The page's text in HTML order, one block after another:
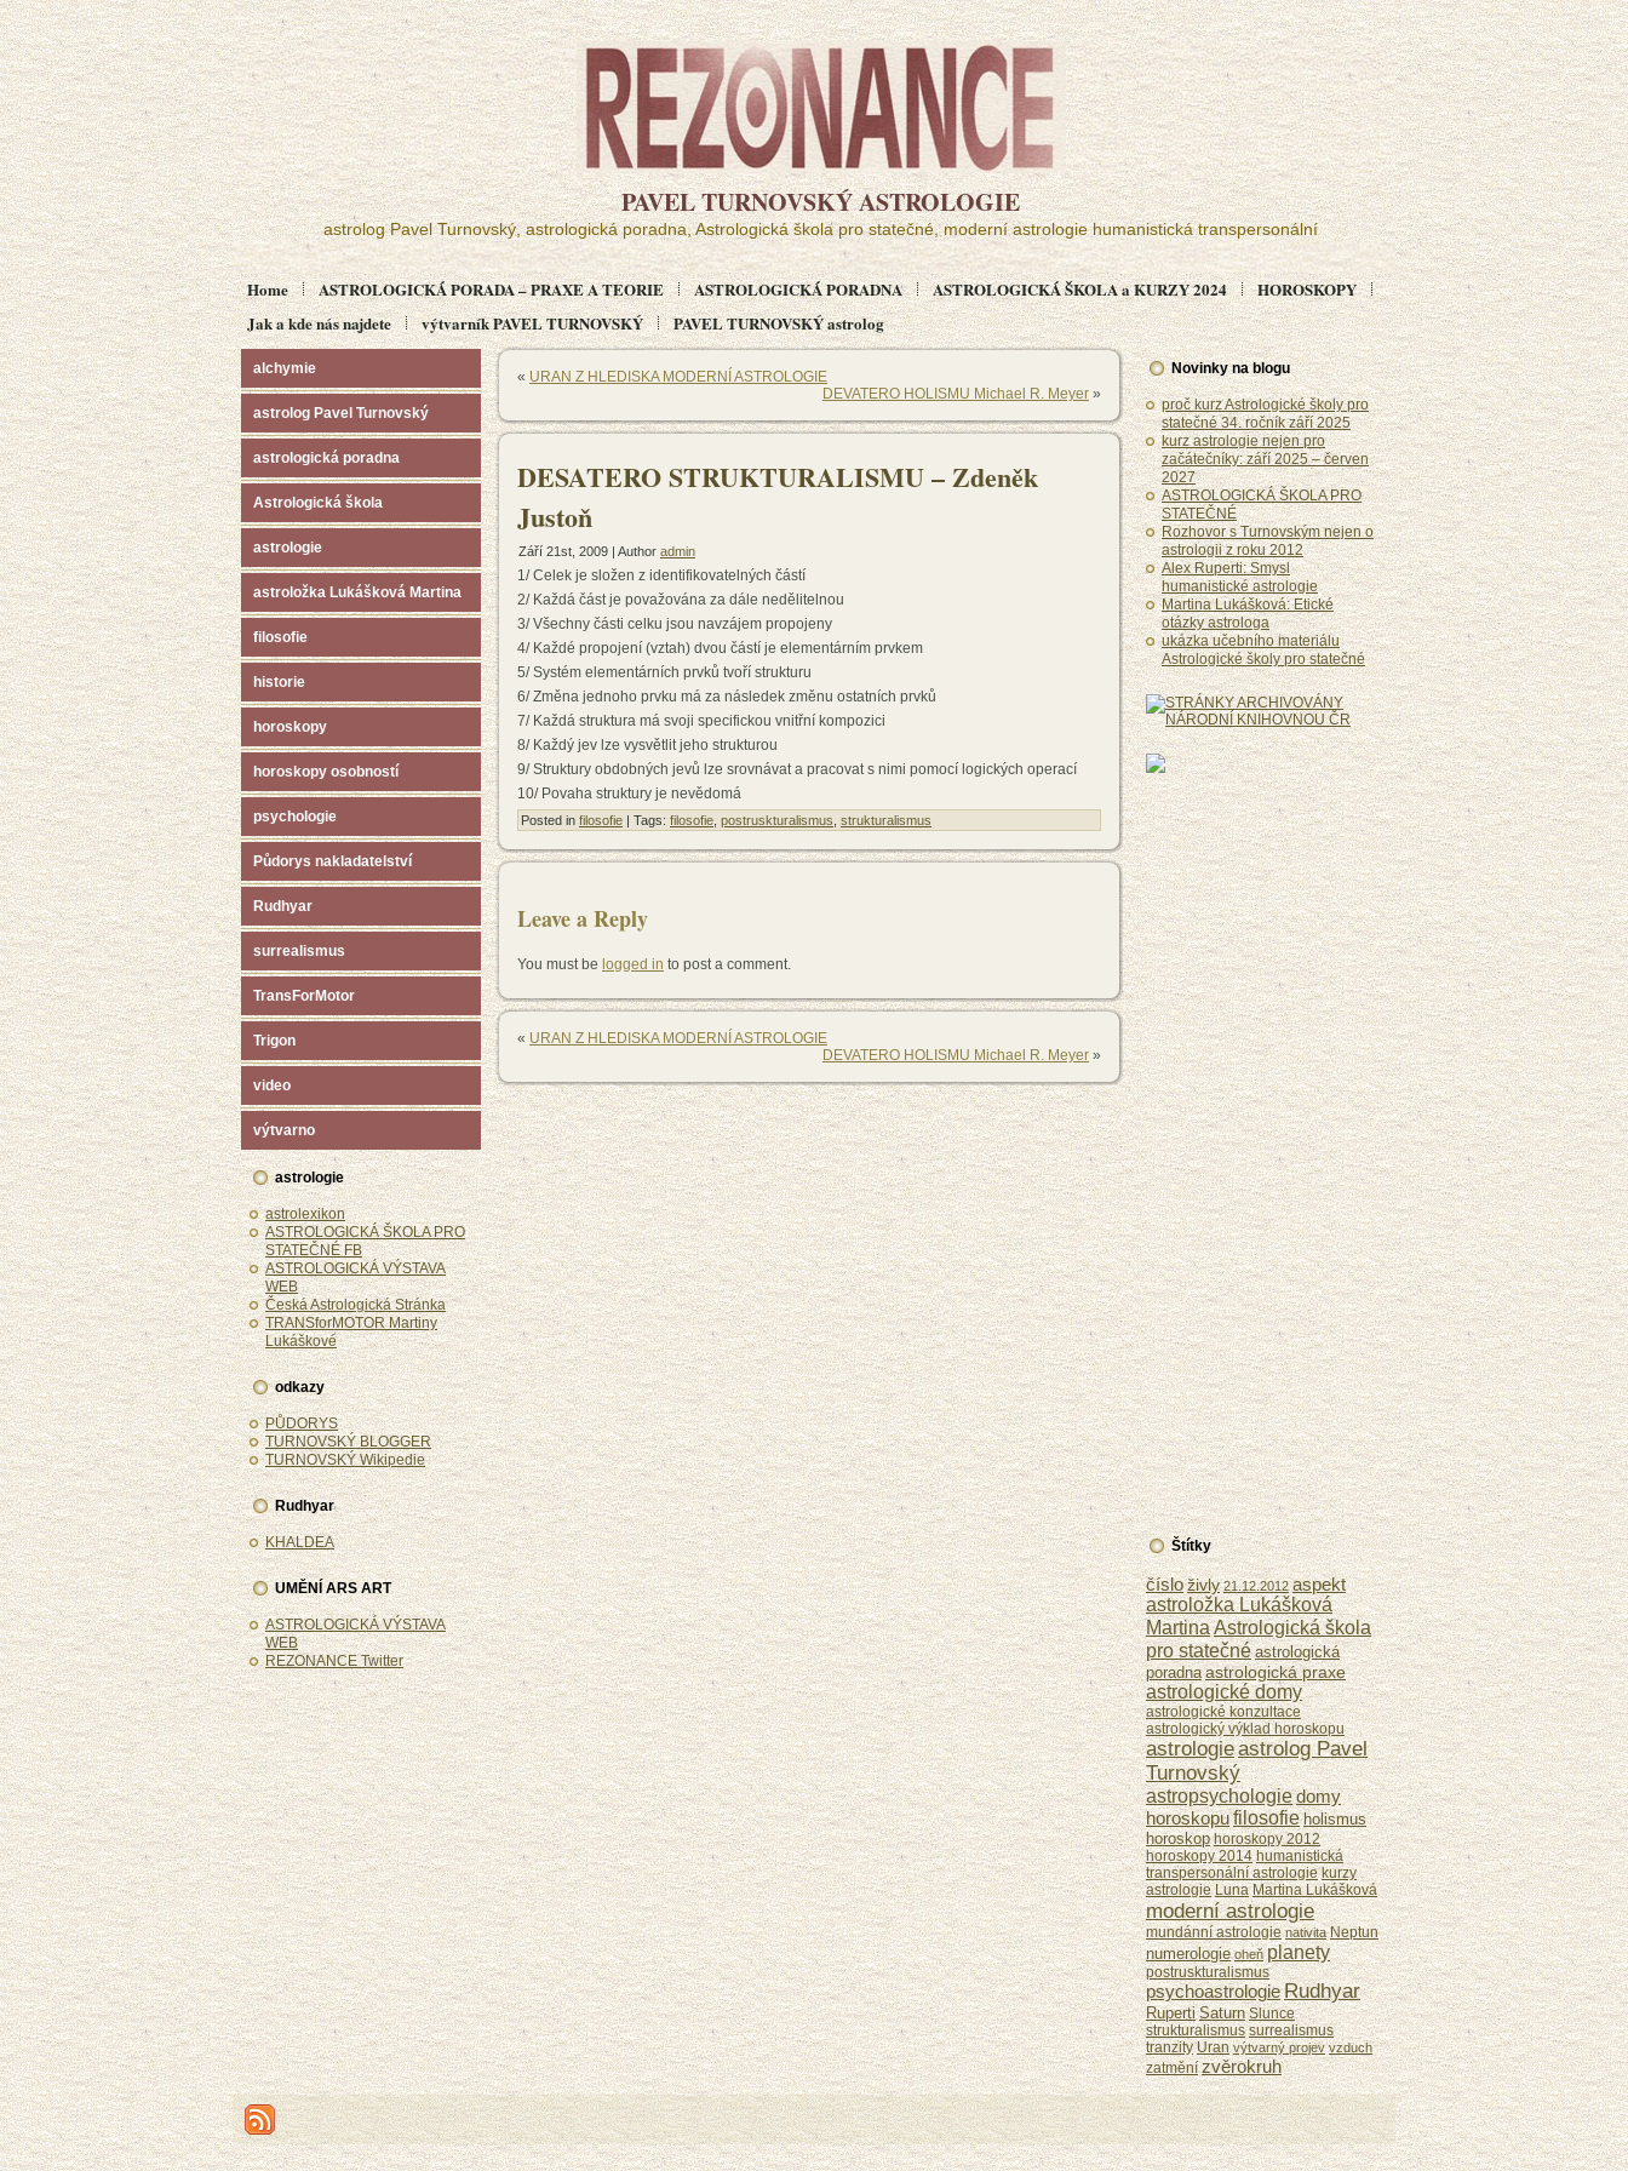
PAVEL TURNOVSKÝ ASTROLOGIE
astrolog Pavel Turnovský, astrologická poradna, Astrologická škola pro statečné, moderní astrologie humanistická transpersonální
Home ASTROLOGICKÁ PORADA – PRAXE A TEORIE ASTROLOGICKÁ PORADNA ASTROLOGICKÁ ŠKOLA a KURZY 2024
HOROSKOPY
Jak a kde nás najdete
výtvarník PAVEL TURNOVSKÝ PAVEL TURNOVSKÝ astrolog
alchymie
astrolog Pavel Turnovský
astrologická poradna
Astrologická škola
astrologie
astroložka Lukášková Martina
filosofie
historie
horoskopy
horoskopy osobností
psychologie
Půdorys nakladatelství
Rudhyar
surrealismus
TransForMotor
Trigon
video
výtvarno
astrologie
astrolexikon
ASTROLOGICKÁ ŠKOLA PRO
STATEČNÉ FB
ASTROLOGICKÁ VÝSTAVA
WEB
Česká Astrologická Stránka
TRANSforMOTOR Martiny
Lukáškové
odkazy
PŮDORYS
TURNOVSKÝ BLOGGER
TURNOVSKÝ Wikipedie
Rudhyar
KHALDEA
UMĚNÍ ARS ART
ASTROLOGICKÁ VÝSTAVA
WEB
REZONANCE Twitter
« URAN Z HLEDISKA MODERNÍ ASTROLOGIE
DEVATERO HOLISMU Michael R. Meyer »
DESATERO STRUKTURALISMU – Zdeněk
Justoň
Září 21st, 2009 | Author admin
1/ Celek je složen z identifikovatelných částí
2/ Každá část je považována za dále nedělitelnou
3/ Všechny části celku jsou navzájem propojeny
4/ Každé propojení (vztah) dvou částí je elementárním prvkem
5/ Systém elementárních prvků tvoří strukturu
6/ Změna jednoho prvku má za následek změnu ostatních prvků
7/ Každá struktura má svoji specifickou vnitřní kompozici
8/ Každý jev lze vysvětlit jeho strukturou
9/ Struktury obdobných jevů lze srovnávat a pracovat s nimi pomocí logických operací
10/ Povaha struktury je nevědomá
Posted in filosofie | Tags: filosofie postruskturalismus strukturalismus
Leave a Reply
You must be logged in to post a comment.
« URAN Z HLEDISKA MODERNÍ ASTROLOGIE
DEVATERO HOLISMU Michael R. Meyer »
Novinky na blogu
proč kurz Astrologické školy pro
statečné 34. ročník září 2025
kurz astrologie nejen pro
začátečníky: září 2025 – červen
2027
ASTROLOGICKÁ ŠKOLA PRO
STATEČNÉ
Rozhovor s Turnovským nejen o
astrologii z roku 2012
Alex Ruperti: Smysl
humanistické astrologie
Martina Lukášková: Etické
otázky astrologa
ukázka učebního materiálu
Astrologické školy pro statečné
Štítky
čísloživly 21.12.2012 aspekt
astroložka Lukášková
MartinaAstrologická škola
pro statečné astrologická
poradna astrologická praxe
astrologické domy
astrologické konzultace
astrologický výklad horoskopu
astrologieastrolog Pavel
Turnovský
astropsychologiedomy
horoskopufilosofie holismus
horoskop horoskopy 2012
horoskopy 2014 humanistická
transpersonální astrologie kurzy
astrologie Luna Martina Lukášková
moderní astrologie
mundánní astrologie nativita Neptun
numerologie oheň planety
postruskturalismus
psychoastrologieRudhyar
Ruperti Saturn Slunce
strukturalismus surrealismus
tranzity Uran výtvarný projev vzduch
zatmění zvěrokruh